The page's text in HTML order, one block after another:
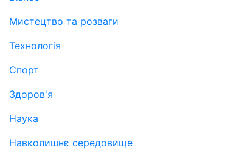
Мистецтво та розваги
Технологія
Спорт
Здоров'я
Наука
Навколишнє середовище